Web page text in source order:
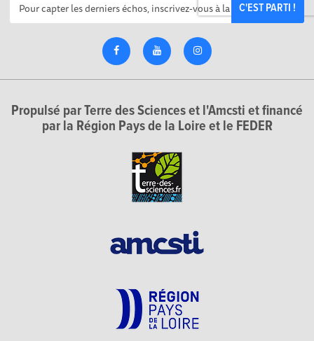
C'EST PARTI !
Propulsé par Terre des Sciences et l'Amcsti et financé
par la Région Pays de la Loire et le FEDER